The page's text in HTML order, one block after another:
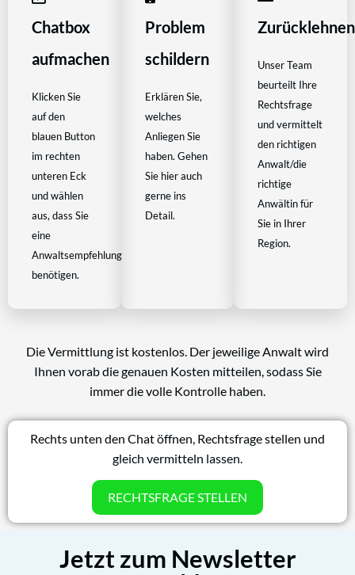
Chatbox
aufmachen
Klicken Sie
auf den
blauen Button
im rechten
unteren Eck
und wählen
aus, dass Sie
eine
Anwaltsempfehlung
benötigen.
Problem
schildern
Erklären Sie,
welches
Anliegen Sie
haben. Gehen
Sie hier auch
gerne ins
Detail.
Zurücklehnen
Unser Team
beurteilt Ihre
Rechtsfrage
und vermittelt
den richtigen
Anwalt/die
richtige
Anwältin für
Sie in Ihrer
Region.
Die Vermittlung ist kostenlos. Der jeweilige Anwalt wird
Ihnen vorab die genauen Kosten mitteilen, sodass Sie
immer die volle Kontrolle haben.
Rechts unten den Chat öffnen, Rechtsfrage stellen und
gleich vermitteln lassen.
RECHTSFRAGE STELLEN
Jetzt zum Newsletter